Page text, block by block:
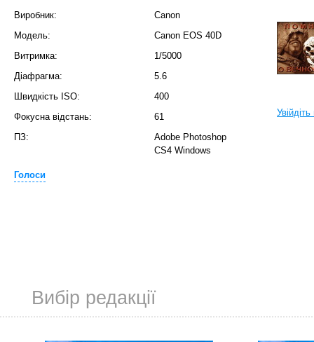
Виробник:
Canon
Модель:
Canon EOS 40D
Витримка:
1/5000
Діафрагма:
5.6
Швидкість ISO:
400
Фокусна відстань:
61
ПЗ:
Adobe Photoshop
CS4 Windows
Голоси
Вибір редакції